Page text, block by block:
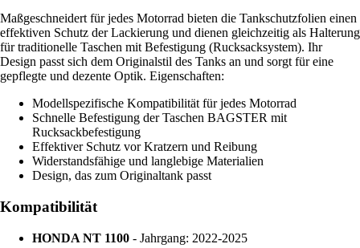
Maßgeschneidert für jedes Motorrad bieten die Tankschutzfolien einen
effektiven Schutz der Lackierung und dienen gleichzeitig als Halterung
für traditionelle Taschen mit Befestigung (Rucksacksystem). Ihr
Design passt sich dem Originalstil des Tanks an und sorgt für eine
gepflegte und dezente Optik. Eigenschaften:
Modellspezifische Kompatibilität für jedes Motorrad
Schnelle Befestigung der Taschen BAGSTER mit
Rucksackbefestigung
Effektiver Schutz vor Kratzern und Reibung
Widerstandsfähige und langlebige Materialien
Design, das zum Originaltank passt
Kompatibilität
HONDA NT 1100 - Jahrgang: 2022-2025